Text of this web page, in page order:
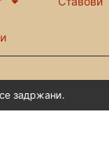
задржани.